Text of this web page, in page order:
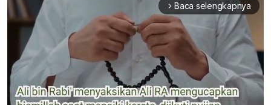
arrow_forward_ios Baca selengkapnya